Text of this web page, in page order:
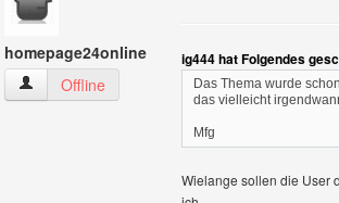
homepage24online
homepage24online Benutzer-Profile anzeigen
Offline
ig444 hat Folgendes
Das Thema wurde
das vielleicht
Mfg
Wielange sollen die User